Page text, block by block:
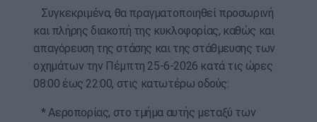
Συγκεκριμένα, θα πραγματοποιηθεί προσωρινή
και πλήρης διακοπή της κυκλοφορίας, καθώς και
απαγόρευση της στάσης και της στάθμευσης των
οχημάτων την Πέμπτη 25-6-2026 κατά τις ώρες
08:00 έως 22:00, στις κατωτέρω οδούς:
* Αεροπορίας, στο τμήμα αυτής μεταξύ των